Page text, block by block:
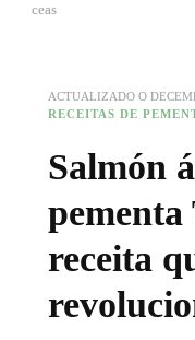
ceas
ACTUALIZADO O
RECEITAS DE
Salmón
receita